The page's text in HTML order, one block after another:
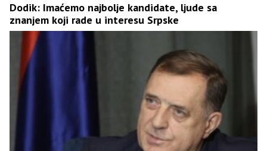
Dodik: Imaćemo najbolje kandidate, ljude sa
znanjem koji rade u interesu Srpske